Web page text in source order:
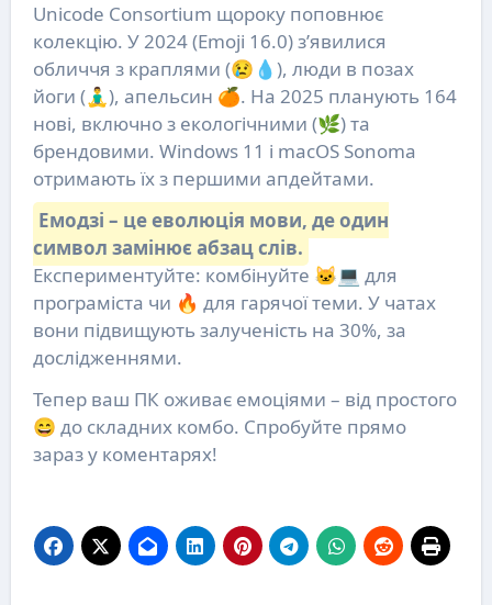
Unicode Consortium щороку поповнює
колекцію. У 2024 (Emoji 16.0) з’явилися
обличчя з краплями (😢‍💧), люди в позах
йоги (🧘‍♂️), апельсин 🍊. На 2025 планують 164
нові, включно з екологічними (🌿) та
брендовими. Windows 11 і macOS Sonoma
отримають їх з першими апдейтами.
Емодзі – це еволюція мови, де один
символ замінює абзац слів.
Експериментуйте: комбінуйте 🐱‍💻 для
програміста чи 🔥 для гарячої теми. У чатах
вони підвищують залученість на 30%, за
дослідженнями.
Тепер ваш ПК оживає емоціями – від простого
😄 до складних комбо. Спробуйте прямо
зараз у коментарях!